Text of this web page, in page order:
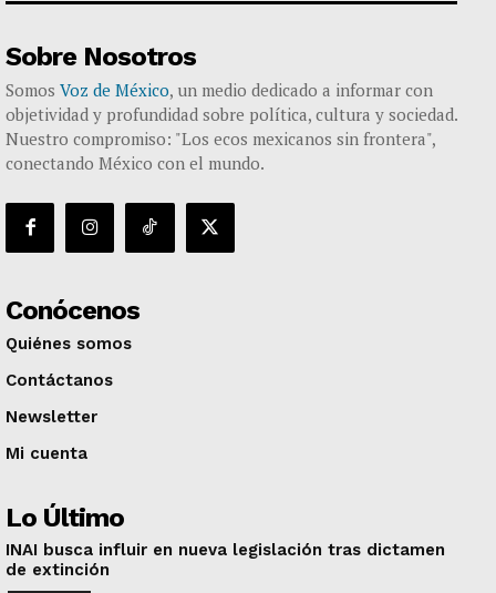
Sobre Nosotros
Somos Voz de México, un medio dedicado a informar con
objetividad y profundidad sobre política, cultura y sociedad.
Nuestro compromiso: "Los ecos mexicanos sin frontera",
conectando México con el mundo.
Conócenos
Quiénes somos
Contáctanos
Newsletter
Mi cuenta
Lo Último
INAI busca influir en nueva legislación tras dictamen
de extinción